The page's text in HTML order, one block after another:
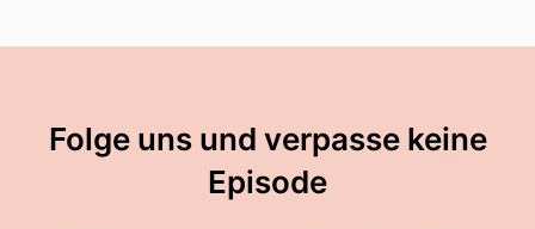
Folge uns und verpasse keine
Episode